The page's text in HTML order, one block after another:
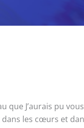
que J’aurais pu
dans les cœurs et